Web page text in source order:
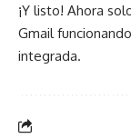
¡Y listo! Ahora
Gmail
integrada.